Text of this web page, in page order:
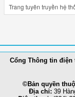
Cổng Thông tin điện
©Bản quyền
Địa chỉ: 39